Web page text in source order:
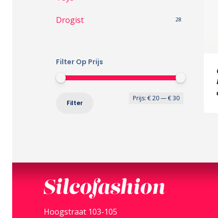
Drogist 28
Filter Op Prijs
Filter
Prijs: € 20—€ 30
Silcofashion
Hoogstraat 103-105